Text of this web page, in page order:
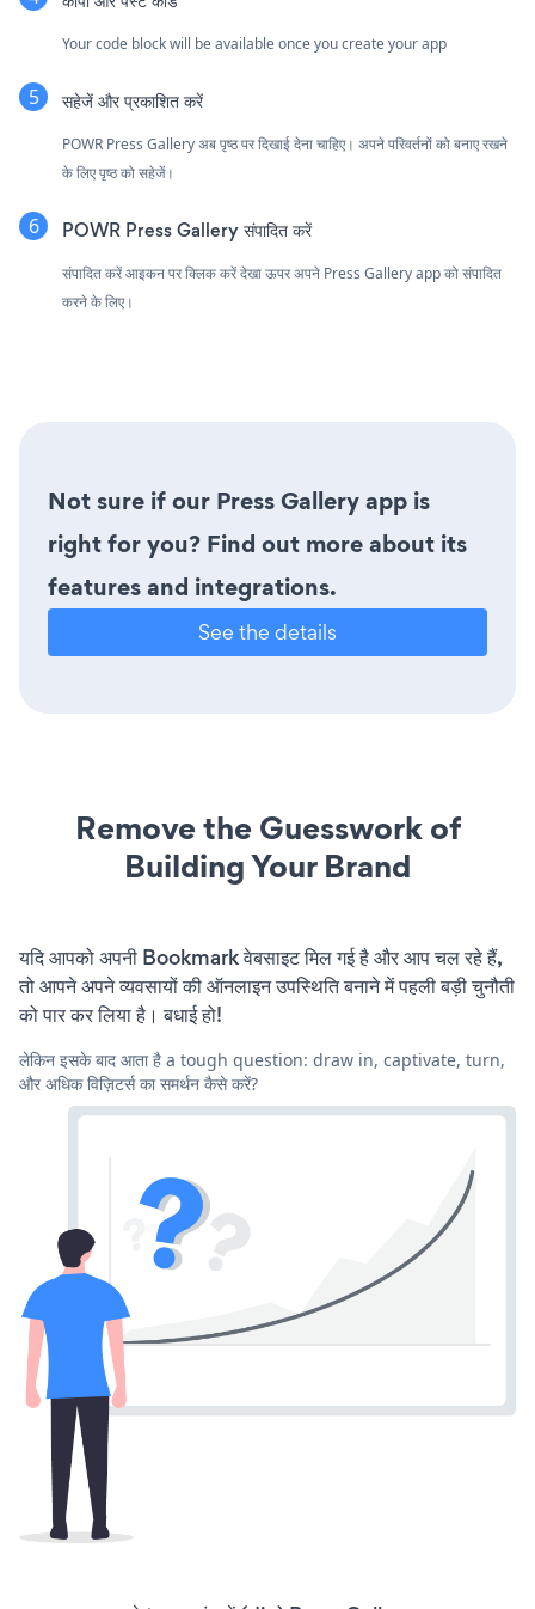
Your code block will be available once you create your app
सहेजें और प्रकाशित करें
POWR Press Gallery अब पृष्ठ पर दिखाई देना चाहिए। अपने परिवर्तनों को बनाए रखने
के लिए पृष्ठ को सहेजें।
POWR Press Gallery संपादित करें
संपादित करें आइकन पर क्लिक करेंदेखा ऊपर अपने Press Gallery app को संपादित
करने के लिए।
Not sure if our Press Gallery app is
right for you? Find out more about its
features and integrations.
See the details
Remove the Guesswork of
Building Your Brand
यदि आपको अपनी Bookmark वेबसाइट मिल गई है और आप चल रहे हैं,
तो आपने अपने व्यवसायों की ऑनलाइन उपस्थिति बनाने में पहली बड़ी चुनौती
को पार कर लिया है। बधाई हो!
लेकिन इसके बाद आता है a tough question: draw in, captivate, turn,
और अधिक विज़िटर्स का समर्थन कैसे करें?